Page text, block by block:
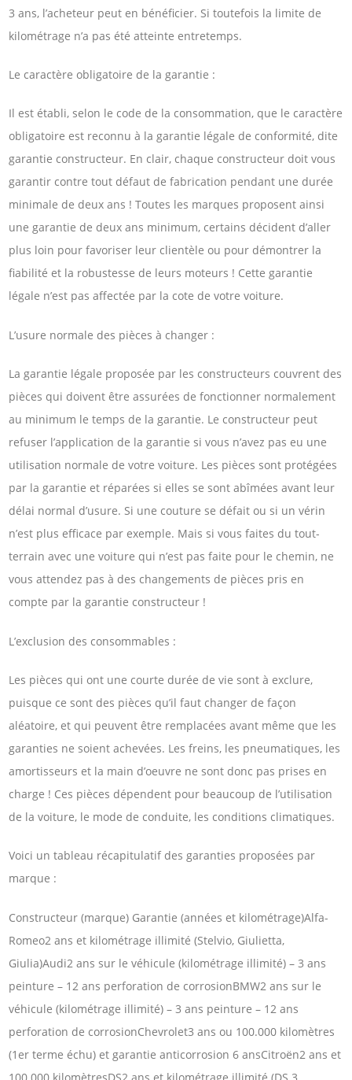
3 ans, l’acheteur peut en bénéficier. Si toutefois la limite de
kilométrage n’a pas été atteinte entretemps.
Le caractère obligatoire de la garantie :
Il est établi, selon le code de la consommation, que le caractère
obligatoire est reconnu à la garantie légale de conformité, dite
garantie constructeur. En clair, chaque constructeur doit vous
garantir contre tout défaut de fabrication pendant une durée
minimale de deux ans ! Toutes les marques proposent ainsi
une garantie de deux ans minimum, certains décident d’aller
plus loin pour favoriser leur clientèle ou pour démontrer la
fiabilité et la robustesse de leurs moteurs ! Cette garantie
légale n’est pas affectée par la cote de votre voiture.
L’usure normale des pièces à changer :
La garantie légale proposée par les constructeurs couvrent des
pièces qui doivent être assurées de fonctionner normalement
au minimum le temps de la garantie. Le constructeur peut
refuser l’application de la garantie si vous n’avez pas eu une
utilisation normale de votre voiture. Les pièces sont protégées
par la garantie et réparées si elles se sont abîmées avant leur
délai normal d’usure. Si une couture se défait ou si un vérin
n’est plus efficace par exemple. Mais si vous faites du tout-
terrain avec une voiture qui n’est pas faite pour le chemin, ne
vous attendez pas à des changements de pièces pris en
compte par la garantie constructeur !
L’exclusion des consommables :
Les pièces qui ont une courte durée de vie sont à exclure,
puisque ce sont des pièces qu’il faut changer de façon
aléatoire, et qui peuvent être remplacées avant même que les
garanties ne soient achevées. Les freins, les pneumatiques, les
amortisseurs et la main d’oeuvre ne sont donc pas prises en
charge ! Ces pièces dépendent pour beaucoup de l’utilisation
de la voiture, le mode de conduite, les conditions climatiques.
Voici un tableau récapitulatif des garanties proposées par
marque :
Constructeur (marque) Garantie (années et kilométrage)Alfa-
Romeo2 ans et kilométrage illimité (Stelvio, Giulietta,
Giulia)Audi2 ans sur le véhicule (kilométrage illimité) – 3 ans
peinture – 12 ans perforation de corrosionBMW2 ans sur le
véhicule (kilométrage illimité) – 3 ans peinture – 12 ans
perforation de corrosionChevrolet3 ans ou 100.000 kilomètres
(1er terme échu) et garantie anticorrosion 6 ansCitroën2 ans et
100.000 kilomètresDS2 ans et kilométrage illimité (DS 3